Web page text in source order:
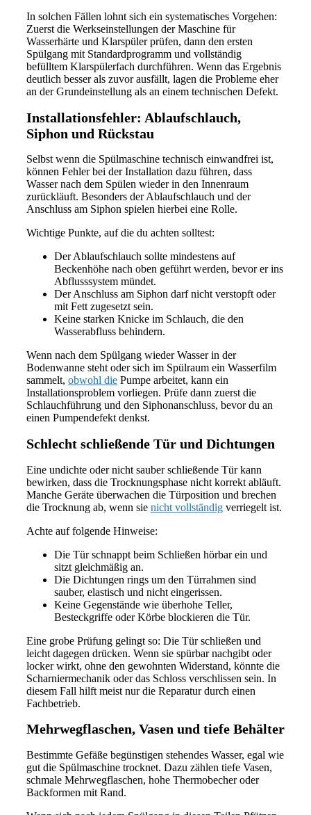
In solchen Fällen lohnt sich ein systematisches Vorgehen:
Zuerst die Werkseinstellungen der Maschine für
Wasserhärte und Klarspüler prüfen, dann den ersten
Spülgang mit Standardprogramm und vollständig
befülltem Klarspülerfach durchführen. Wenn das Ergebnis
deutlich besser als zuvor ausfällt, lagen die Probleme eher
an der Grundeinstellung als an einem technischen Defekt.
Installationsfehler: Ablaufschlauch,
Siphon und Rückstau
Selbst wenn die Spülmaschine technisch einwandfrei ist,
können Fehler bei der Installation dazu führen, dass
Wasser nach dem Spülen wieder in den Innenraum
zurückläuft. Besonders der Ablaufschlauch und der
Anschluss am Siphon spielen hierbei eine Rolle.
Wichtige Punkte, auf die du achten solltest:
Der Ablaufschlauch sollte mindestens auf
Beckenhöhe nach oben geführt werden, bevor er ins
Abflusssystem mündet.
Der Anschluss am Siphon darf nicht verstopft oder
mit Fett zugesetzt sein.
Keine starken Knicke im Schlauch, die den
Wasserabfluss behindern.
Wenn nach dem Spülgang wieder Wasser in der
Bodenwanne steht oder sich im Spülraum ein Wasserfilm
sammelt, obwohl die Pumpe arbeitet, kann ein
Installationsproblem vorliegen. Prüfe dann zuerst die
Schlauchführung und den Siphonanschluss, bevor du an
einen Pumpendefekt denkst.
Schlecht schließende Tür und Dichtungen
Eine undichte oder nicht sauber schließende Tür kann
bewirken, dass die Trocknungsphase nicht korrekt abläuft.
Manche Geräte überwachen die Türposition und brechen
die Trocknung ab, wenn sie nicht vollständig verriegelt ist.
Achte auf folgende Hinweise:
Die Tür schnappt beim Schließen hörbar ein und
sitzt gleichmäßig an.
Die Dichtungen rings um den Türrahmen sind
sauber, elastisch und nicht eingerissen.
Keine Gegenstände wie überhohe Teller,
Besteckgriffe oder Körbe blockieren die Tür.
Eine grobe Prüfung gelingt so: Die Tür schließen und
leicht dagegen drücken. Wenn sie spürbar nachgibt oder
locker wirkt, ohne den gewohnten Widerstand, könnte die
Scharniermechanik oder das Schloss verschlissen sein. In
diesem Fall hilft meist nur die Reparatur durch einen
Fachbetrieb.
Mehrwegflaschen, Vasen und tiefe Behälter
Bestimmte Gefäße begünstigen stehendes Wasser, egal wie
gut die Spülmaschine trocknet. Dazu zählen tiefe Vasen,
schmale Mehrwegflaschen, hohe Thermobecher oder
Backformen mit Rand.